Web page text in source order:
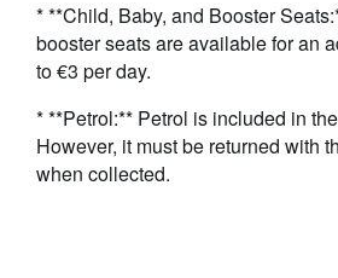
* **Child, Baby, and Booster
booster seats are available for an
to €3 per day.
* **Petrol:** Petrol is included in
However, it must be returned with
when collected.